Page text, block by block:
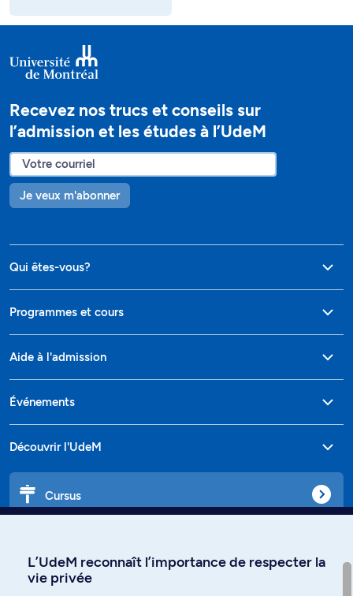
Recevez nos trucs et conseils sur
l’admission et les études à l’UdeM
Je veux m'abonner
Qui êtes-vous?
Programmes et cours
Aide à l'admission
Événements
Découvrir l'UdeM
Cursus
L’UdeM reconnaît l’importance de respecter la
vie privée